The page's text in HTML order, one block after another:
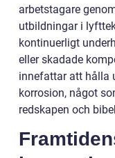
arbetstagare
utbildningar i
kontinuerligt
eller skadade
innefattar att hålla
korrosion, något
redskapen och